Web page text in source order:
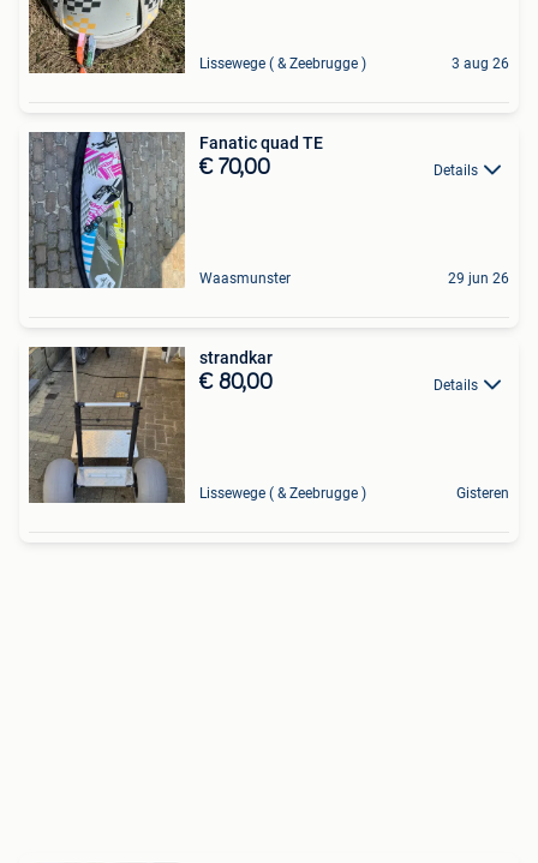
Lissewege ( & Zeebrugge ) 3 aug 26
Fanatic quad TE
€ 70,00 Details
Waasmunster 29 jun 26
strandkar
€ 80,00 Details
Lissewege ( & Zeebrugge ) Gisteren